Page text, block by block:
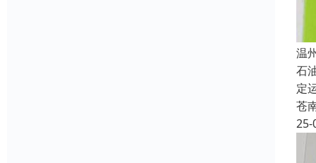
温
石
定
苍
25-